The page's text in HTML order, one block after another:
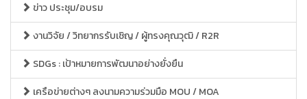
ข่าว ประชุม/อบรม
งานวิจัย / วิทยากรรับเชิญ / ผู้ทรงคุณวุฒิ / R2R
SDGs : เป้าหมายการพัฒนาอย่างยั่งยืน
เครือข่ายต่างๆ ลงนามความร่วมมือ MOU / MOA